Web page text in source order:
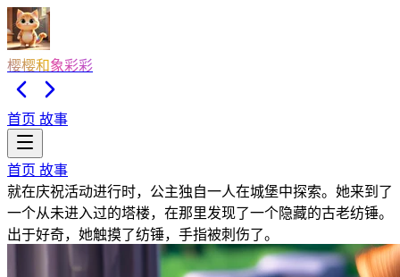
樱樱和象彩彩
首页 故事
首页 故事
就在庆祝活动进行时，公主独自一人在城堡中探索。她来到了
一个从未进入过的塔楼，在那里发现了一个隐藏的古老纺锤。
出于好奇，她触摸了纺锤，手指被刺伤了。